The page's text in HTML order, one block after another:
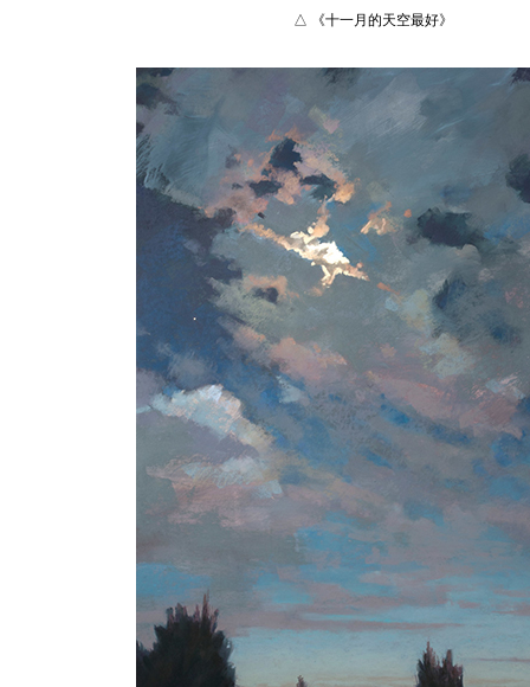
△ 《十一月的天空最好》